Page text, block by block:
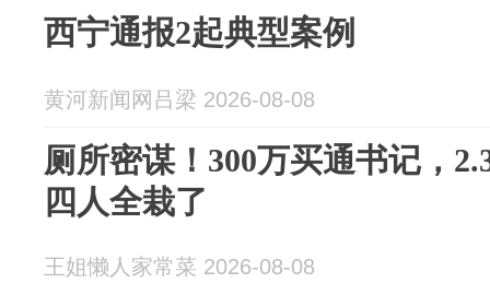
西宁通报2起典型案例
黄河新闻网吕梁 2026-08-08
厕所密谋！300万买通书记，
四人全栽了
王姐懒人家常菜 2026-08-08